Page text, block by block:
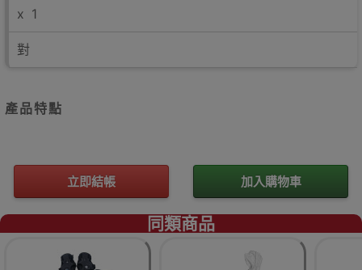
x 1
對
產品特點
立即結帳 加入購物車
同類商品